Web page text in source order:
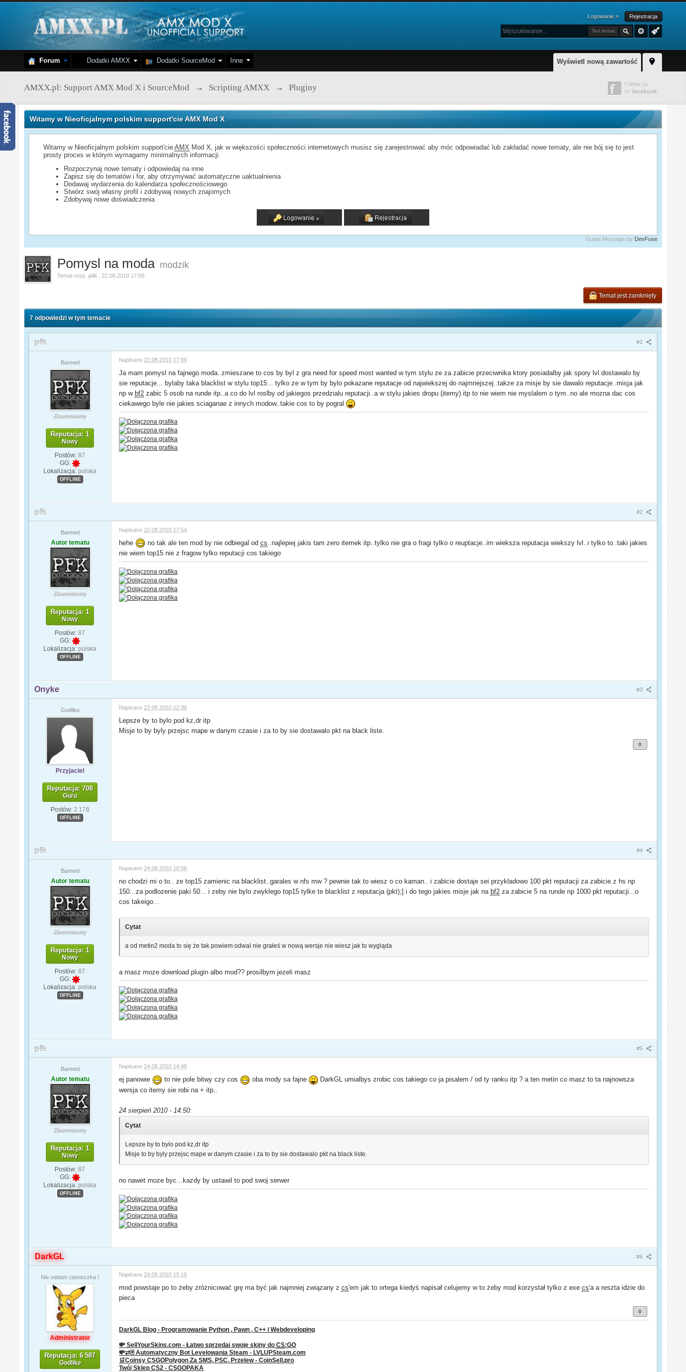
Logowanie » Rejestracja
Ten temat
Wyświetl nową zawartość
Forum Dodatki AMXX Dodatki SourceMod Inne
AMXX.pl: Support AMX Mod X i SourceMod → Scripting AMXX → Pluginy
Witamy w Nieoficjalnym polskim support'cie AMX Mod X
Witamy w Nieoficjalnym polskim support'cieAMX Mod X, jak w większości społeczności internetowych musisz się zarejestrować aby móc odpowiadać lub zakładać nowe tematy, ale nie bój się to jest
prosty proces w którym wymagamy minimalnych informacji.
Rozpoczynaj nowe tematy i odpowiedaj na inne
Zapisz się do tematów i for, aby otrzymywać automatyczne uaktualnienia
Dodawaj wydarzenia do kalendarza społecznościowego
Stwórz swój własny profil i zdobywaj nowych znajomych
Zdobywaj nowe doświadczenia
Guest Message by DevFuse
Pomysl na moda modzik
Temat rozp.pfk 22.08.2010 17:09
Temat jest zamknięty
7 odpowiedzi w tym temacie
#1
pfk
Banned
Zbanowany
Reputacja: 1
Nowy
Postów: 87
GG:
Lokalizacja: polska
OFFLINE
Napisano 22.08.2010 17:09
Ja mam pomysl na fajnego moda..zmieszane to cos by byl z gra need for speed most wanted w tym stylu ze za zabicie przeciwnika ktory posiadalby jak spory lvl dostawalo by
sie reputacje... bylaby taka blacklist w stylu top15... tylko ze w tym by bylo pokazane reputacje od najwiekszej do najmnejszej..takze za misje by sie dawalo reputacje..misja jak
np wbf2 zabic 5 osob na runde itp..a co do lvl roslby od jakiegos przedzialu reputacji..a w stylu jakies dropu (itemy) itp to nie wiem nie myslalem o tym..no ale mozna dac cos
ciekawego byle nie jakies sciaganae z innych modow..takie cos to by pogral
#2
pfk
Banned
Autor tematu
Zbanowany
Reputacja: 1
Nowy
Postów: 87
GG:
Lokalizacja: polska
OFFLINE
Napisano 22.08.2010 17:54
hehe no tak ale ten mod by nie odbiegal odcs ..najlepiej jakis tam zero itemek itp..tylko nie gra o fragi tylko o reuptacje..im wieksza reputacja wiekszy lvl..i tylko to..taki jakies
nie wiem top15 nie z fragow tylko reputacji cos takiego
#3
Onyke
Godlike
Przyjaciel
Reputacja: 708
Guru
Postów: 2 178
OFFLINE
Napisano 22.08.2010 22:36
Lepsze by to bylo pod kz,dr itp
Misje to by byly przejsc mape w danym czasie i za to by sie dostawalo pkt na black liste.
0
#4
pfk
Banned
Autor tematu
Zbanowany
Reputacja: 1
Nowy
Postów: 87
GG:
Lokalizacja: polska
OFFLINE
Napisano 24.08.2010 10:56
no chodzi mi o to.. ze top15 zamienic na blacklist..garales w nfs mw ? pewnie tak to wiesz o co kaman.. i zabicie dostaje sei przykladowo 100 pkt reputacji za zabicie z hs np
150...za podlozenie paki 50... i zeby nie bylo zwyklego top15 tylke te blacklist z reputacja (pkt);] i do tego jakies misje jak nabf2 za zabicie 5 na runde np 1000 pkt reputacji...o
cos takeigo...
Cytat
a od metin2 moda to się że tak powiem odwal nie grałeś w nową wersje nie wiesz jak to wygląda
a masz moze download plugin albo mod?? prosilbym jezeli masz
#5
pfk
Banned
Autor tematu
Zbanowany
Reputacja: 1
Nowy
Postów: 87
GG:
Lokalizacja: polska
OFFLINE
Napisano 24.08.2010 14:48
ej panowie to nie pole bitwy czy cos oba mody sa fajne
DarkGL umialbys zrobic cos takiego co ja pisalem / od ty ranku itp ? a ten metin co masz to ta najnowsza
wersja co itemy sie robi na + itp..
24 sierpień 2010 - 14:50:
Cytat
Lepsze by to bylo pod kz,dr itp
Misje to by byly przejsc mape w danym czasie i za to by sie dostawalo pkt na black liste.
no nawet moze byc...kazdy by ustawil to pod swoj serwer
#6
DarkGL
Nie oddam ciasteczka !
Administrator
Reputacja: 6 587
Godlike
Napisano 24.08.2010 15:10
mod powstaje po to żeby zróżnicować grę ma być jak najmniej związany zcs'em jak to ortega kiedyś napisał celujemy w to żeby mod korzystał tylko z execs'a a reszta idzie do
pieca
0
DarkGL Blog - Programowanie Python , Pawn , C++ i Webdeveloping
💸 SellYourSkins.com - Łatwo sprzedaj swoje skiny doCS:GO
💸⇄🃏 Automatyczny Bot Levelowania Steam - LVLUPSteam.com
🛒Coinsy CSGOPolygon Za SMS, PSC, Przelew - CoinSell.pro
Twój Sklep CS2 - CSGOPAKA